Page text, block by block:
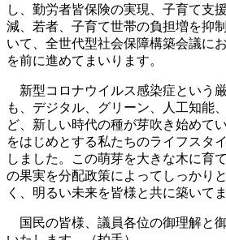
し、勤労者皆保険の実現、子育て支
減、若者、子育て世帯の負担増を抑
いて、全世代型社会保障構築会議に
を前に進めてまいります。
新型コロナウイルス感染症という
も、デジタル、グリーン、人工知能
ど、新しい時代の種が芽吹き始めて
をはじめとする私たちのライフスタ
しました。この萌芽を大きな木に育
の果実を分配政策によってしっかり
く、明るい未来を皆様と共に築いて
国民の皆様、議員各位の御理解と